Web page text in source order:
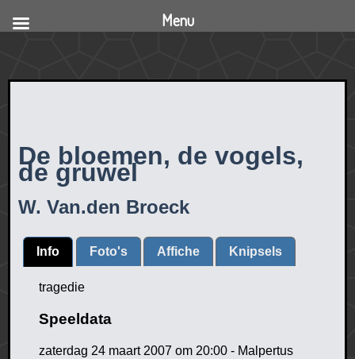
De bloemen, de vogels,
de gruwel
W. Van.den Broeck
Info Foto's Affiche Knipsels
tragedie
Speeldata
zaterdag 24 maart 2007 om 20:00 - Malpertus
Menu